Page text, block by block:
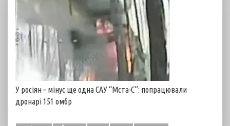
У росіян – мінус ще одна САУ “Мста-С”: попрацювали
дронарі 151 омбр